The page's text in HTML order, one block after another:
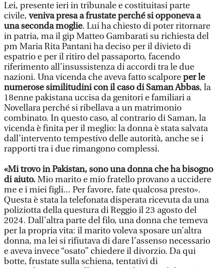
Lei, presente ieri in tribunale e costituitasi parte
civile, veniva presa a frustate perché si opponeva a
una seconda moglie. Lui ha chiesto di poter ritornare
in patria, ma il gip Matteo Gambarati su richiesta del
pm Maria Rita Pantani ha deciso per il divieto di
espatrio e per il ritiro del passaporto, facendo
riferimento all’insussistenza di accordi tra le due
nazioni. Una vicenda che aveva fatto scalporeper le
numerose similitudini con il caso di Saman Abbas, la
18enne pakistana uccisa da genitori e familiari a
Novellara perché si ribellava a un matrimonio
combinato. In questo caso, al contrario di Saman, la
vicenda è finita per il meglio: la donna è stata salvata
dall’intervento tempestivo delle autorità, anche se i
rapporti tra i due rimangono complessi.
«Mi trovo in Pakistan, sono una donna che ha bisogno
di aiuto.Mio marito e mio fratello provano a uccidere
me e i miei figli... Per favore, fate qualcosa presto».
Questa è stata la telefonata disperata ricevuta da una
poliziotta della questura di Reggio il 23 agosto del
2024. Dall’altra parte del filo, una donna che temeva
per la propria vita: il marito voleva sposare un’altra
donna, ma lei si rifiutava di dare l’assenso necessario
e aveva invece “osato” chiedere il divorzio. Da qui
botte, frustate sulla schiena, tentativi di